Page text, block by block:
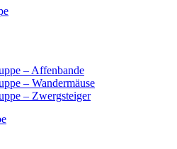
– Affenbande
– Wandermäuse
– Zwergsteiger